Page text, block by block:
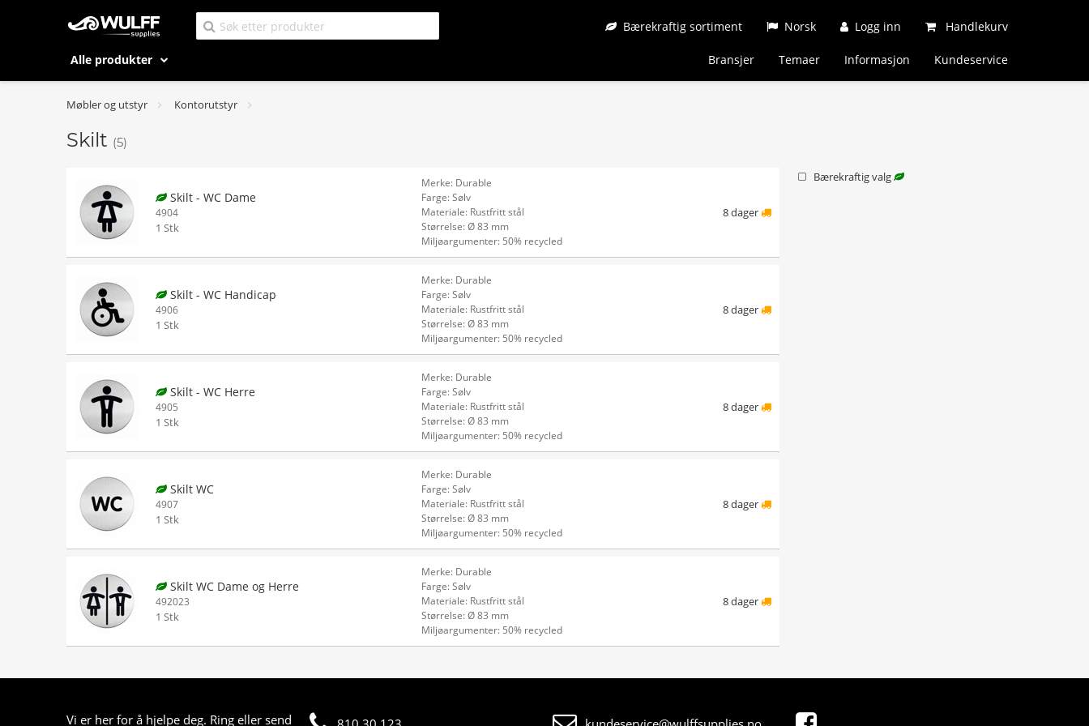
Bærekraftig sortiment Norsk Logg inn Handlekurv
Alle produkter Bransjer Temaer Informasjon Kundeservice
Møbler og utstyr Kontorutstyr
Skilt (5)
Skilt - WC Dame
4904
1 Stk
Merke: Durable
Farge: Sølv
Materiale: Rustfritt stål
Størrelse: Ø 83 mm
Miljøargumenter: 50% recycled
8 dager
Skilt - WC Handicap
4906
1 Stk
Merke: Durable
Farge: Sølv
Materiale: Rustfritt stål
Størrelse: Ø 83 mm
Miljøargumenter: 50% recycled
8 dager
Skilt - WC Herre
4905
1 Stk
Merke: Durable
Farge: Sølv
Materiale: Rustfritt stål
Størrelse: Ø 83 mm
Miljøargumenter: 50% recycled
8 dager
Skilt WC
4907
1 Stk
Merke: Durable
Farge: Sølv
Materiale: Rustfritt stål
Størrelse: Ø 83 mm
Miljøargumenter: 50% recycled
8 dager
Skilt WC Dame og Herre
492023
1 Stk
Merke: Durable
Farge: Sølv
Materiale: Rustfritt stål
Størrelse: Ø 83 mm
Miljøargumenter: 50% recycled
8 dager
Bærekraftig valg
Vi er her for å hjelpe deg. Ring eller send